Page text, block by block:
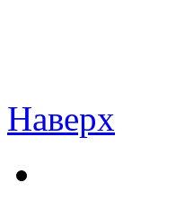
Наверх